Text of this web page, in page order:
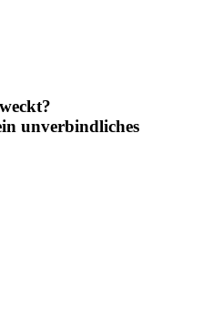
unverbindliches